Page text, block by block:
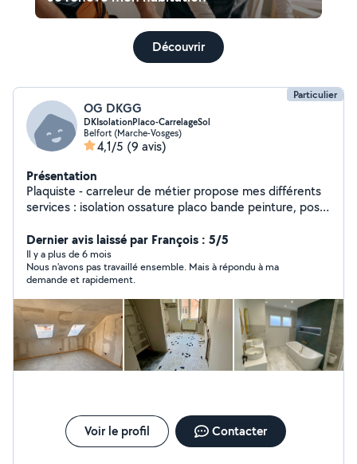
Découvrir
Particulier
OG DKGG
DKIsolationPlaco-CarrelageSol
Belfort (Marche-Vosges)
4,1/5 (9 avis)
Présentation
Plaquiste - carreleur de métier propose mes différents
services : isolation ossature placo bande peinture, pose
Dernier avis laissé par François : 5/5
Il y a plus de 6 mois
Nous n'avons pas travaillé ensemble. Mais à répondu à ma
demande et rapidement.
Voir le profil Contacter